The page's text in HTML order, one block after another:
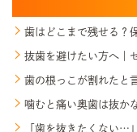
歯はどこまで残せる？
抜歯を避けたい方へ｜
歯の根っこが割れたと
噛むと痛い奥歯は抜か
「歯を抜きたくない…